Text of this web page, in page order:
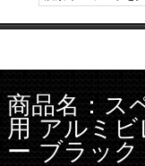
商品名：ス
用 アルミ
ー ブラッ